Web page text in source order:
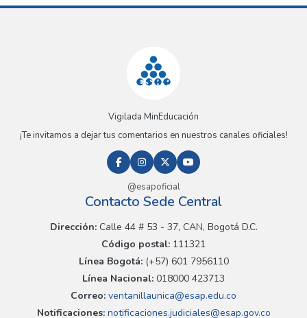
Vigilada MinEducación
¡Te invitamos a dejar tus comentarios en nuestros canales oficiales!
@esapoficial
Contacto Sede Central
Dirección:Calle 44 # 53 - 37, CAN, Bogotá D.C.
Código postal: 111321
Línea Bogotá:(+57) 601 7956110
Línea Nacional: 018000 423713
Correo: ventanillaunica@esap.edu.co
Notificaciones:notificaciones.judiciales@esap.gov.co